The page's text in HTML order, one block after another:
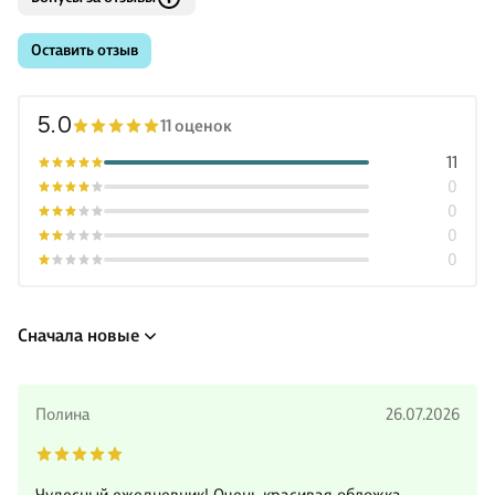
Оставить отзыв
5.0 11 оценок
0
0
0
0
11
Сначала новые
Полина 26.07.2026